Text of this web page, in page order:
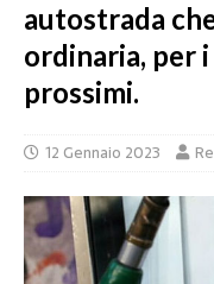
autostrada
ordinaria, per
prossimi.
12 Gennaio 2023